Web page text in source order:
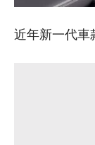
近年新一代車